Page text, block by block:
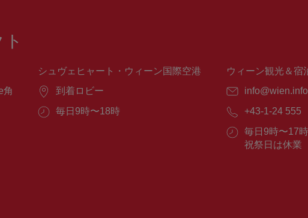
角
シュヴェヒャート・ウィーン国際空港
場
到着ロビー
営
毎日9時〜18時
ウィーン観光＆宿
E
ー
ル：
info@wien.info
電
番
号：
+43-1-24 555
営
業
毎日9時〜17時
祝祭日は休業